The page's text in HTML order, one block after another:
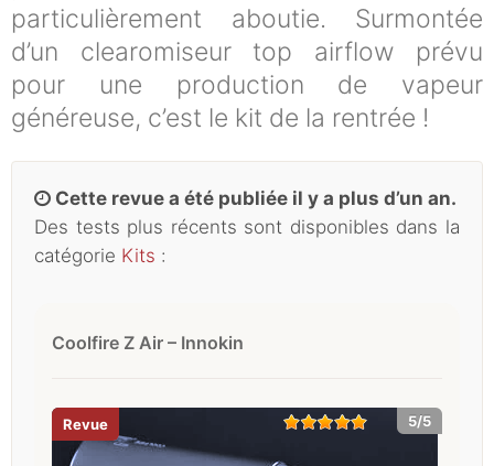
particulièrement aboutie. Surmontée
d’un clearomiseur top airflow prévu
pour une production de vapeur
généreuse, c’est le kit de la rentrée !
Cette revue a été publiée il y a plus d’un an.
Des tests plus récents sont disponibles dans la
catégorie Kits :
Coolfire Z Air – Innokin
5/5